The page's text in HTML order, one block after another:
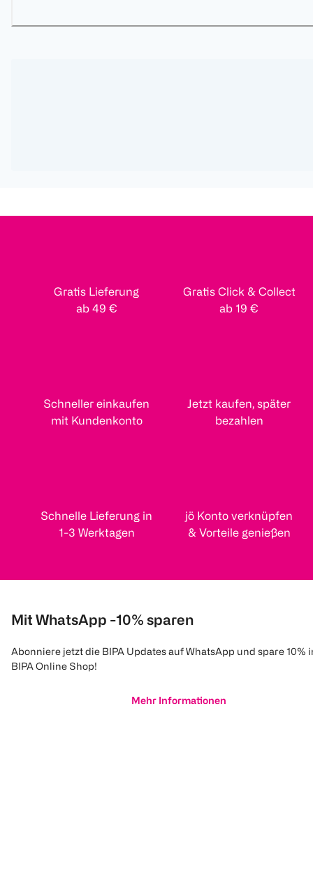
Gratis Lieferung
ab 49 €
Gratis Click & Collect
ab 19 €
Schneller einkaufen
mit Kundenkonto
Jetzt kaufen, später
bezahlen
Schnelle Lieferung in
1-3 Werktagen
jö Konto verknüpfen
& Vorteile genießen
Mit WhatsApp -10% sparen
Abonniere jetzt die BIPA Updates auf WhatsApp und spare 10%
BIPA Online Shop!
Mehr Informationen